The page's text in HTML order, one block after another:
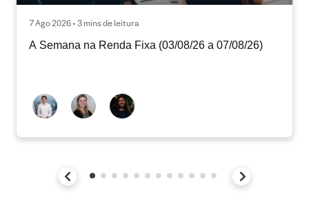
7 Ago 2026 • 3 mins de leitura
A Semana na Renda Fixa (03/08/26 a 07/08/26)